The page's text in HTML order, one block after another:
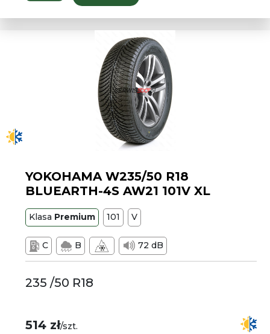
YOKOHAMA W235/50 R18
BLUEARTH-4S AW21 101V XL
Klasa Premium 101 V
C B 72 dB
235 /50 R18
514 zł/szt.